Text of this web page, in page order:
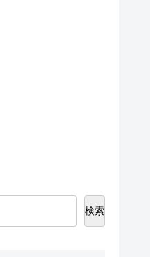
検索